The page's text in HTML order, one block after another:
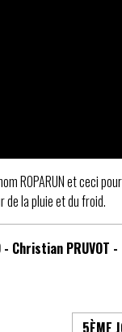
ROPARUN et ceci
de la pluie et du froid.
- Christian PRUVOT